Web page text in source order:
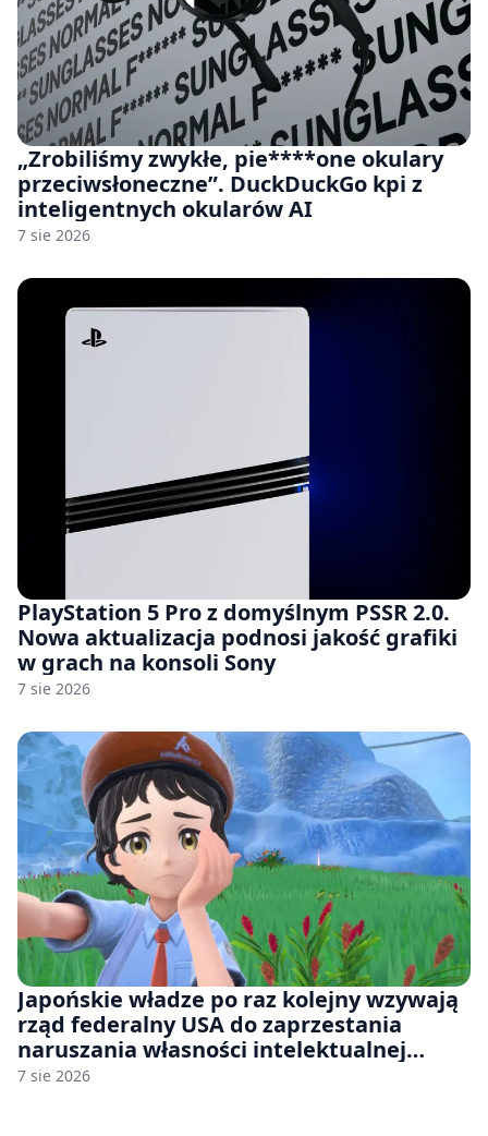
„Zrobiliśmy zwykłe, pie****one okulary
przeciwsłoneczne”. DuckDuckGo kpi z
inteligentnych okularów AI
7 sie 2026
PlayStation 5 Pro z domyślnym PSSR 2.0.
Nowa aktualizacja podnosi jakość grafiki
w grach na konsoli Sony
7 sie 2026
Japońskie władze po raz kolejny wzywają
rząd federalny USA do zaprzestania
naruszania własności intelektualnej
japońskich gier i anime
7 sie 2026